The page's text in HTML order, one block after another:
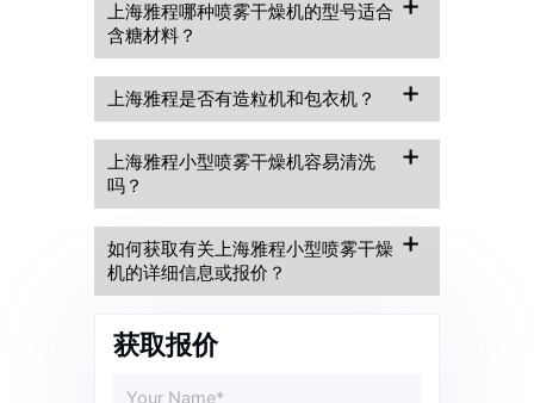
上海雅程哪种喷雾干燥机的型号适合
含糖材料？
上海雅程是否有造粒机和包衣机？
上海雅程小型喷雾干燥机容易清洗
吗？
如何获取有关上海雅程小型喷雾干燥
机的详细信息或报价？
获取报价